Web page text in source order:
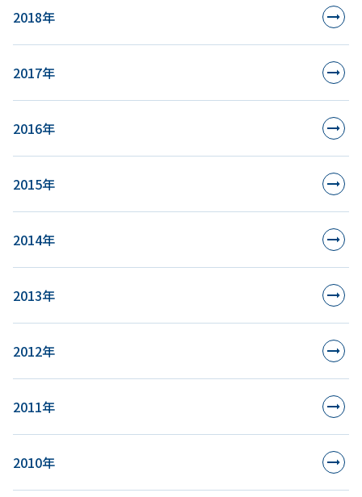
2018年
2017年
2016年
2015年
2014年
2013年
2012年
2011年
2010年